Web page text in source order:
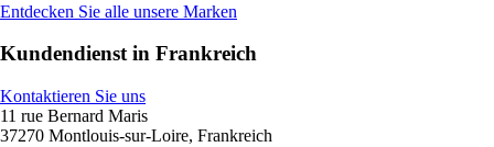
Entdecken Sie alle unsere Marken
Kundendienst in Frankreich
Kontaktieren Sie uns
11 rue Bernard Maris
37270 Montlouis-sur-Loire, Frankreich